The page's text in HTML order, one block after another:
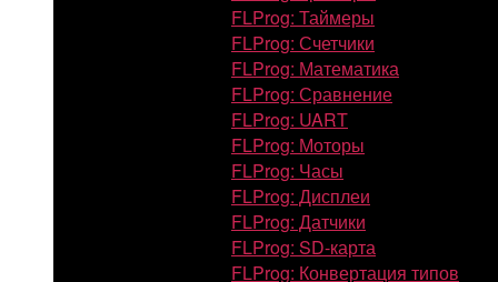
FLProg: Таймеры
FLProg: Счетчики
FLProg: Математика
FLProg: Сравнение
FLProg: UART
FLProg: Моторы
FLProg: Часы
FLProg: Дисплеи
FLProg: Датчики
FLProg: SD-карта
FLProg: Конвертация типов